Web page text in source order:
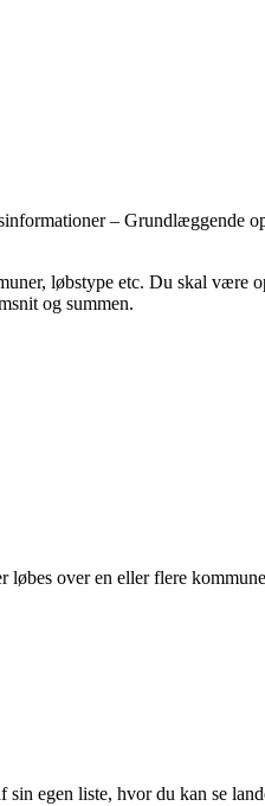
– Grundlæggende
løbstype etc. Du skal være
og summen.
over en eller flere
egen liste, hvor du kan se